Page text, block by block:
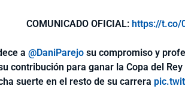
COMUNICADO OFICIAL:https://t.co/
a @DaniParejosu compromiso y
contribución para ganar la Copa del
suerte en el resto de su carrera